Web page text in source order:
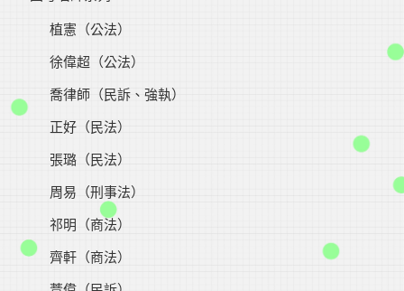
植憲（公法）
徐偉超（公法）
喬律師（民訴、強執）
正好（民法）
張璐（民法）
周易（刑事法）
祁明（商法）
齊軒（商法）